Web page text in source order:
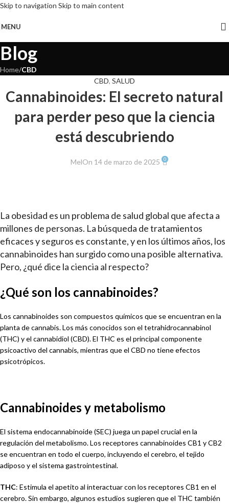
Skip to navigation Skip to main content
MENU
Blog
Home/CBD
CBD, SALUD
Cannabinoides: El secreto natural
para perder peso que la ciencia
está descubriendo
MelOn 14 de marzo de 2025 0
La obesidad es un problema de salud global que afecta a
millones de personas. La búsqueda de tratamientos
eficaces y seguros es constante, y en los últimos años, los
cannabinoides han surgido como una posible alternativa.
Pero, ¿qué dice la ciencia al respecto?
¿Qué son los cannabinoides?
Los cannabinoides son compuestos químicos que se encuentran en la
planta de cannabis. Los más conocidos son el tetrahidrocannabinol
(THC) y el cannabidiol (CBD). El THC es el principal componente
psicoactivo del cannabis, mientras que el CBD no tiene efectos
psicotrópicos.
Cannabinoides y metabolismo
El sistema endocannabinoide (SEC) juega un papel crucial en la
regulación del metabolismo. Los receptores cannabinoides CB1 y CB2
se encuentran en todo el cuerpo, incluyendo el cerebro, el tejido
adiposo y el sistema gastrointestinal.
THC: Estimula el apetito al interactuar con los receptores CB1 en el
cerebro. Sin embargo, algunos estudios sugieren que el THC también